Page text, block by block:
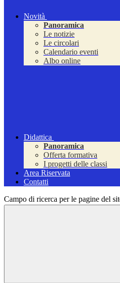
Novità
Panoramica
Le notizie
Le circolari
Calendario eventi
Albo online
Didattica
Panoramica
Offerta formativa
I progetti delle classi
Area Riservata
Contatti
Campo di ricerca per le pagine del